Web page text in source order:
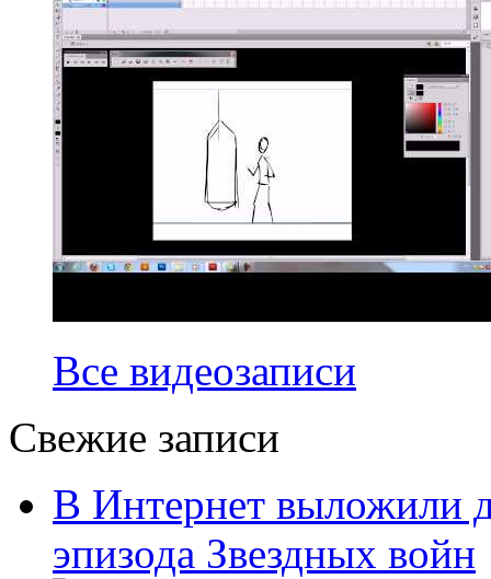
Все видеозаписи
Свежие записи
В Интернет выложили
эпизода Звездных войн